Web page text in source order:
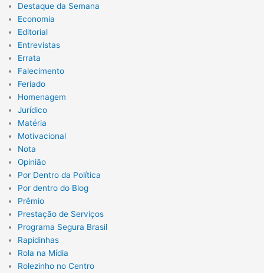
Destaque da Semana
Economia
Editorial
Entrevistas
Errata
Falecimento
Feriado
Homenagem
Jurídico
Matéria
Motivacional
Nota
Opinião
Por Dentro da Política
Por dentro do Blog
Prêmio
Prestação de Serviços
Programa Segura Brasil
Rapidinhas
Rola na Mídia
Rolezinho no Centro